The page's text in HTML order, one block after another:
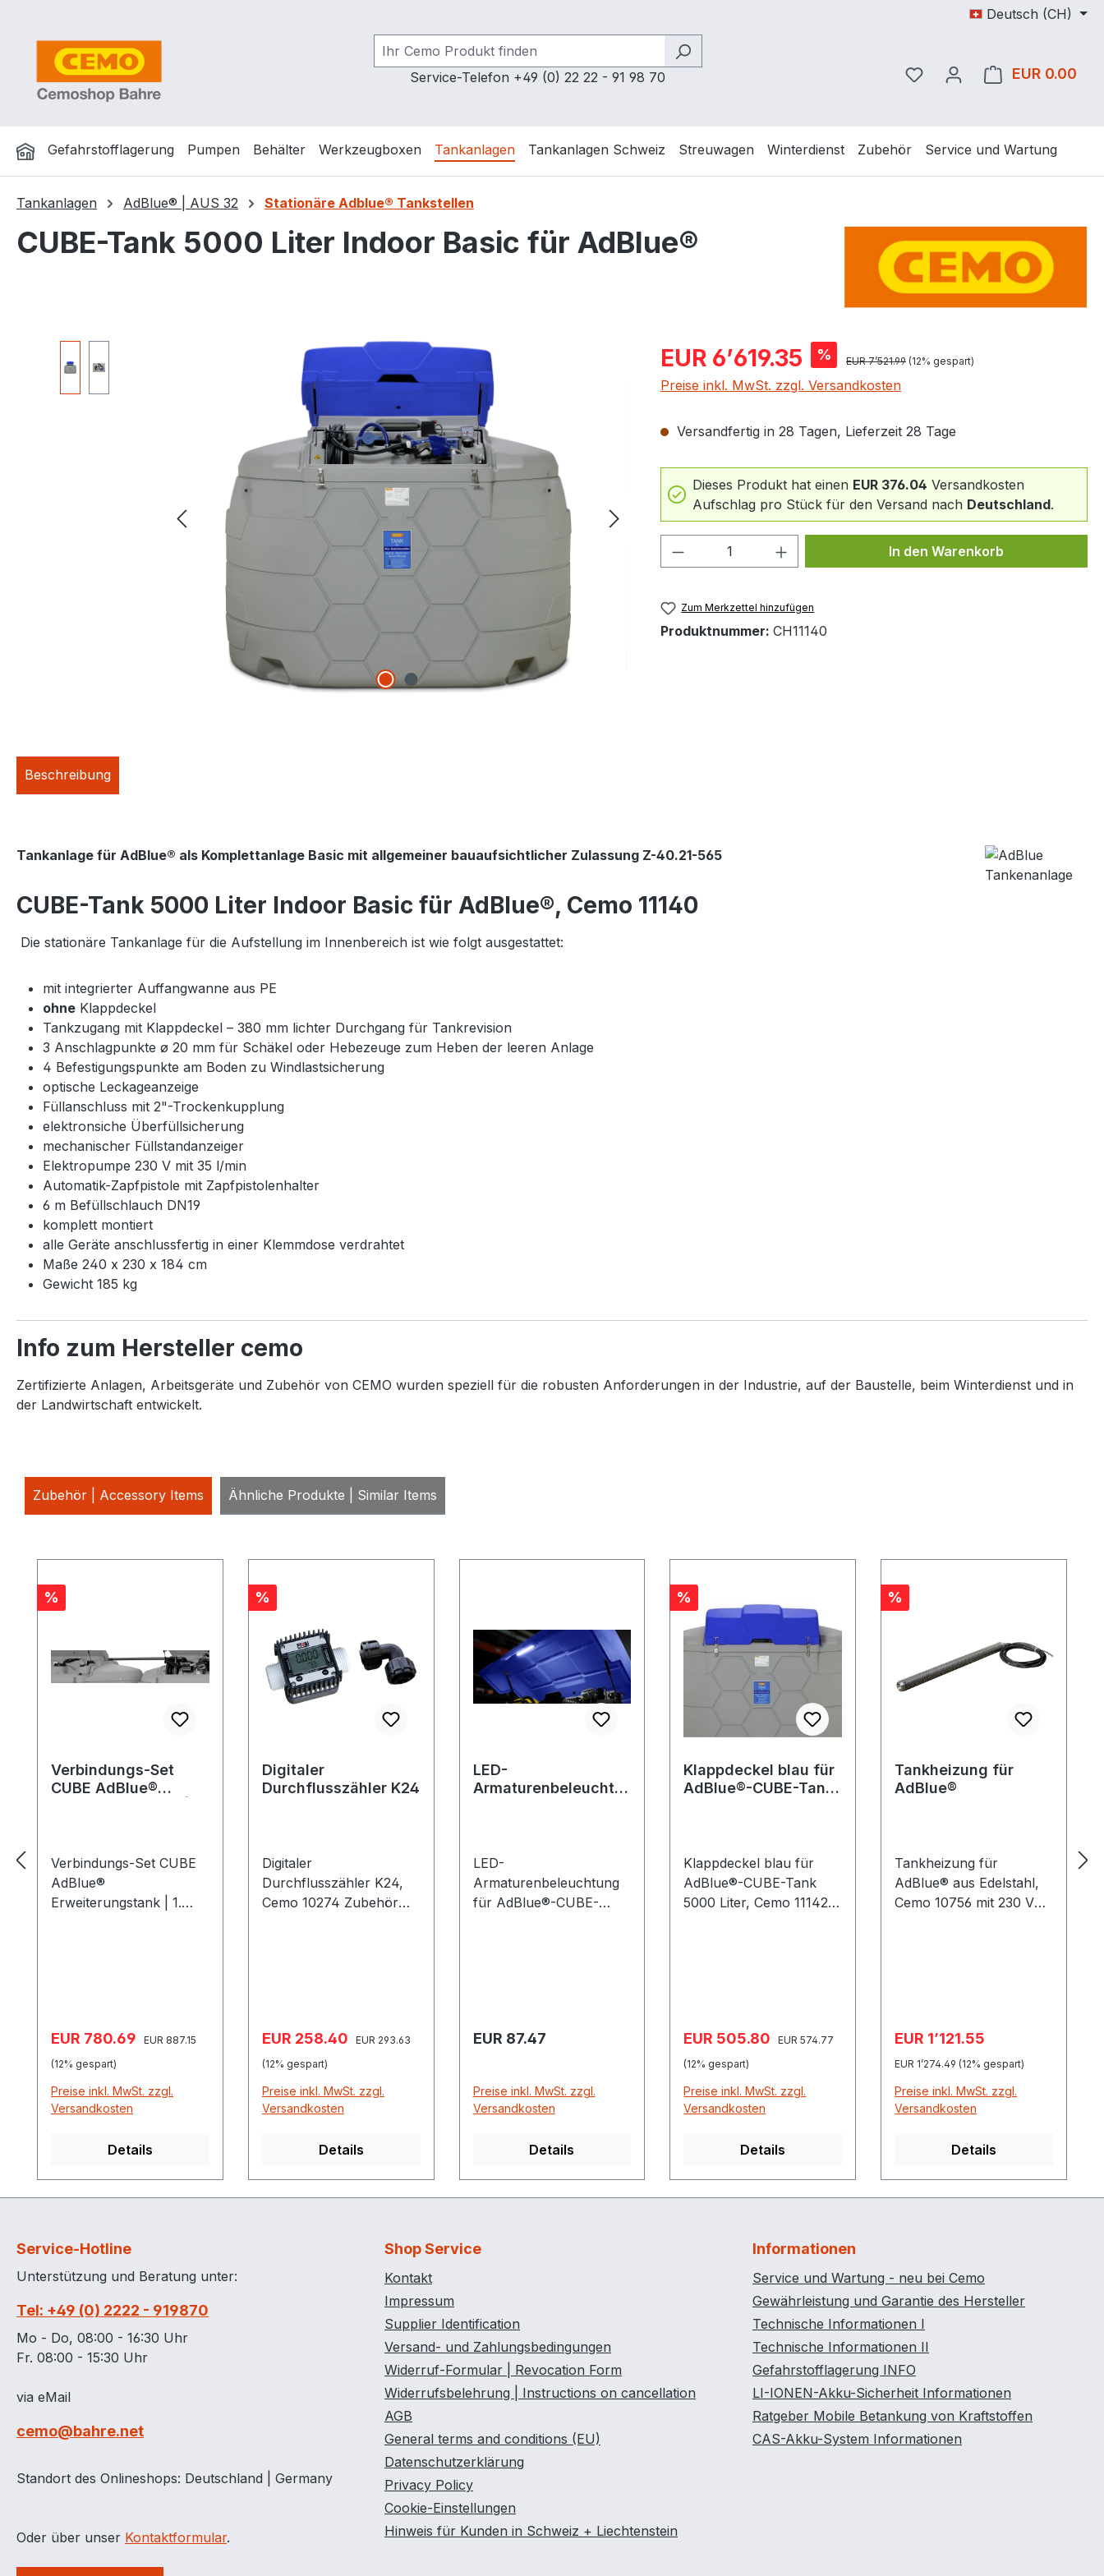
Deutsch (CH)
Service-Telefon +49 (0) 22 22 - 91 98 70 Du hast 0 Produkte auf
EUR 0.00
Gefahrstofflagerung Pumpen Behälter Werkzeugboxen Tankanlagen Tankanlagen Schweiz Streuwagen Winterdienst Zubehör Service und Wartung
Tankanlagen AdBlue® | AUS 32 Stationäre Adblue® Tankstellen
CUBE-Tank 5000 Liter Indoor Basic für AdBlue®
Verkaufspreis:
EUR 6’619.35 % Regulärer Preis:
EUR 7’521.99 (12% gespart)
Preise inkl. MwSt. zzgl. Versandkosten
Versandfertig in 28 Tagen, Lieferzeit 28 Tage
Dieses Produkt hat einen EUR 376.04 Versandkosten
Aufschlag pro Stück für den Versand nach Deutschland.
Produkt Anzahl: Gib den gewünschten Wert
In den Warenkorb
Zum Merkzettel hinzufügen
Produktnummer: CH11140
Beschreibung
Tankanlage für AdBlue® als Komplettanlage Basic mit allgemeiner bauaufsichtlicher Zulassung Z-40.21-565
CUBE-Tank 5000 Liter Indoor Basic für AdBlue®, Cemo 11140
Die stationäre Tankanlage für die Aufstellung im Innenbereich ist wie folgt ausgestattet:
mit integrierter Auffangwanne aus PE
ohne Klappdeckel
Tankzugang mit Klappdeckel – 380 mm lichter Durchgang für Tankrevision
3 Anschlagpunkte ø 20 mm für Schäkel oder Hebezeuge zum Heben der leeren Anlage
4 Befestigungspunkte am Boden zu Windlastsicherung
optische Leckageanzeige
Füllanschluss mit 2"-Trockenkupplung
elektronsiche Überfüllsicherung
mechanischer Füllstandanzeiger
Elektropumpe 230 V mit 35 l/min
Automatik-Zapfpistole mit Zapfpistolenhalter
6 m Befüllschlauch DN19
komplett montiert
alle Geräte anschlussfertig in einer Klemmdose verdrahtet
Maße 240 x 230 x 184 cm
Gewicht 185 kg
Info zum Hersteller cemo
Zertifizierte Anlagen, Arbeitsgeräte und Zubehör von CEMO wurden speziell für die robusten Anforderungen in der Industrie, auf der Baustelle, beim Winterdienst und in
der Landwirtschaft entwickelt.
Zubehör | Accessory Items Ähnliche Produkte | Similar Items
Rabatt
%
Verbindungs-Set
CUBE AdBlue®
Verbindungs-Set CUBE
AdBlue®
Erweiterungstank | 1.
Schlauch, Kugelhähne
und Anschlussfittings
für Rohr und Schlauch
nicht enthalten
Verkaufspreis:
EUR 780.69 Regulärer Preis:
EUR 887.15
(12% gespart)
Preise inkl. MwSt. zzgl.
Versandkosten
Details
Rabatt
%
Digitaler
Durchflusszähler K24
Digitaler
Durchflusszähler K24,
Cemo 10274 Zubehör
Pumpe
Verkaufspreis:
EUR 258.40 Regulärer Preis:
EUR 293.63
(12% gespart)
Preise inkl. MwSt. zzgl.
Versandkosten
Details
LED-
Armaturenbeleuchtu
LED-
Armaturenbeleuchtung
für AdBlue®-CUBE-
Klappdeckel der
Regulärer Preis:
EUR 87.47
Preise inkl. MwSt. zzgl.
Versandkosten
Details
Rabatt
%
Klappdeckel blau für
AdBlue®-CUBE-Tank
Klappdeckel blau für
AdBlue®-CUBE-Tank
5000 Liter, Cemo 11142
Verkaufspreis:
EUR 505.80 Regulärer Preis:
EUR 574.77
(12% gespart)
Preise inkl. MwSt. zzgl.
Versandkosten
Details
Rabatt
%
Tankheizung für
AdBlue®
Tankheizung für
AdBlue® aus Edelstahl,
Cemo 10756 mit 230 VAC
Jederzeit nachrüstbar,
bei höheren
zwei oder mehr
Heizungen eingebaut
die Aufstellfläche der
Tankanlage zu isolieren.
Verkaufspreis:
EUR 1’121.55
EUR 1’274.49 (12% gespart)
Preise inkl. MwSt. zzgl.
Versandkosten
Details
Service-Hotline
Unterstützung und Beratung unter:
Tel: +49 (0) 2222 - 919870
Mo - Do, 08:00 - 16:30 Uhr
Fr. 08:00 - 15:30 Uhr
via eMail
cemo@bahre.net
Standort des Onlineshops: Deutschland | Germany
Oder über unser Kontaktformular.
Shop Service
Kontakt
Impressum
Supplier Identification
Versand- und Zahlungsbedingungen
Widerruf-Formular | Revocation Form
Widerrufsbelehrung | Instructions on cancellation
AGB
General terms and conditions (EU)
Datenschutzerklärung
Privacy Policy
Cookie-Einstellungen
Hinweis für Kunden in Schweiz + Liechtenstein
Informationen
Service und Wartung - neu bei Cemo
Gewährleistung und Garantie des Hersteller
Technische Informationen I
Technische Informationen II
Gefahrstofflagerung INFO
LI-IONEN-Akku-Sicherheit Informationen
Ratgeber Mobile Betankung von Kraftstoffen
CAS-Akku-System Informationen